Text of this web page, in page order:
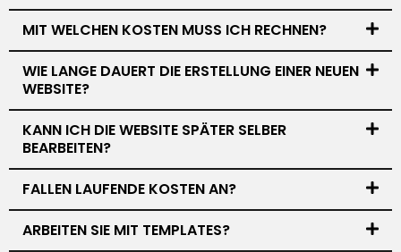
MIT WELCHEN KOSTEN MUSS ICH RECHNEN?
WIE LANGE DAUERT DIE ERSTELLUNG EINER NEUEN
WEBSITE?
KANN ICH DIE WEBSITE SPÄTER SELBER
BEARBEITEN?
FALLEN LAUFENDE KOSTEN AN?
ARBEITEN SIE MIT TEMPLATES?